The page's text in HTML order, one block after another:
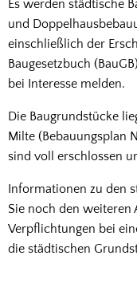
Es werden städtische
und
einschließlich der
Baugesetzbuch
bei Interesse melden.
Die Baugrundstücke
Milte (Bebauungsplan
sind voll erschlossen
Informationen zu den
Sie noch den weiteren
Verpflichtungen bei
die städtischen